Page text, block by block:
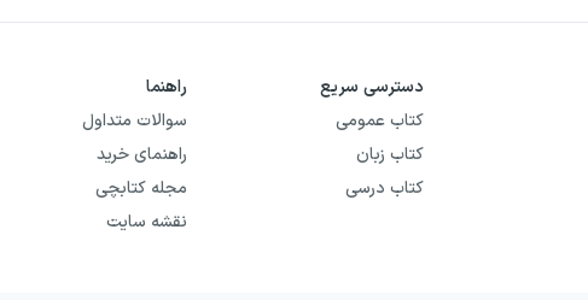
دسترسی سریع
کتاب عمومی
کتاب زبان
کتاب درسی
راهنما
سوالات متداول
راهنمای خرید
مجله کتابچی
نقشه سایت